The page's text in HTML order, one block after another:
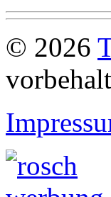
© 2026